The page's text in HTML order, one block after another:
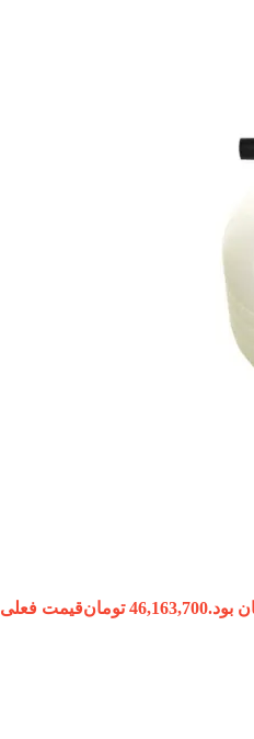
46,163,700 تومانقیمت فعلی 46,163,700 تومان است.